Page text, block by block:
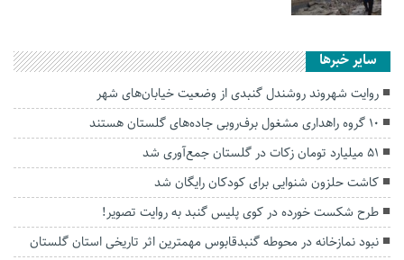
سایر خبرها
روایت شهروند روشندل گنبدی از وضعیت خیابان‌های شهر
۱۰ گروه راهداری مشغول برف‌روبی جاده‌های گلستان هستند
۵۱ میلیارد تومان زکات در گلستان جمع‌آوری شد
کاشت حلزون شنوایی ‌برای کودکان رایگان شد
طرح شکست خورده در کوی پلیس گنبد به روایت تصویر!
نبود نمازخانه در محوطه گنبدقابوس مهمترین اثر تاریخی استان گلستان